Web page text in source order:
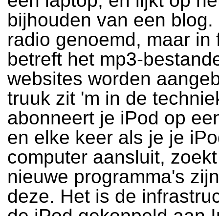
bijhouden van een blog.
radio genoemd, maar in
betreft het mp3-
websites worden
truuk zit 'm in de
abonneert je iPod op
en elke keer als je je
computer aansluit,
nieuwe programma's
deze. Het is de